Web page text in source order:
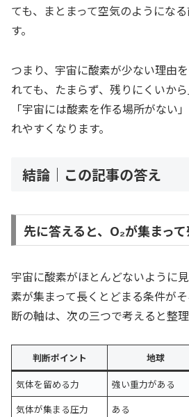
ても、まとまって空気のようにな
す。
つまり、宇宙に酸素が少ない理由
れても、たまらず、残りにくいか
「宇宙には酸素を作る場所がない
れやすくなります。
結論｜この記事の答え
先に答えると、O₂が集まっ
宇宙に酸素がほとんどないように
素が集まって長くとどまる条件が
断の軸は、次の三つで考えると整理
判断ポイント 地球
気体を留める力
強い重力がある
気体が集まる圧力
ある